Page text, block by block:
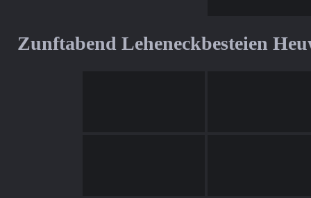
Zunftabend Leheneckbesteien